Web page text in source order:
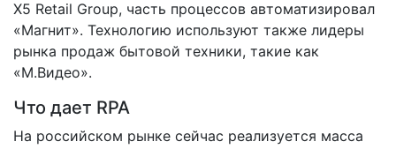
X5 Retail Group, часть процессов автоматизировал
«Магнит». Технологию используют также лидеры
рынка продаж бытовой техники, такие как
«М.Видео».
Что дает RPA
На российском рынке сейчас реализуется масса